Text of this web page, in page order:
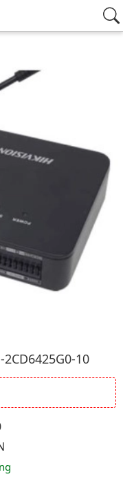
2CD6425G0-10